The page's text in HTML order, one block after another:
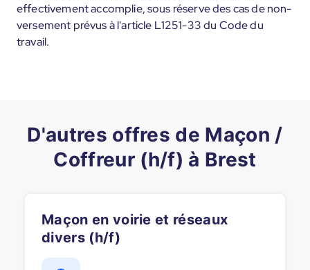
effectivement accomplie, sous réserve des cas de non-
versement prévus à l'article L1251-33 du Code du
travail.
D'autres offres de Maçon /
Coffreur (h/f) à Brest
Maçon en voirie et réseaux
divers (h/f)